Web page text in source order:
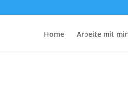
Home Arbeite mit mir